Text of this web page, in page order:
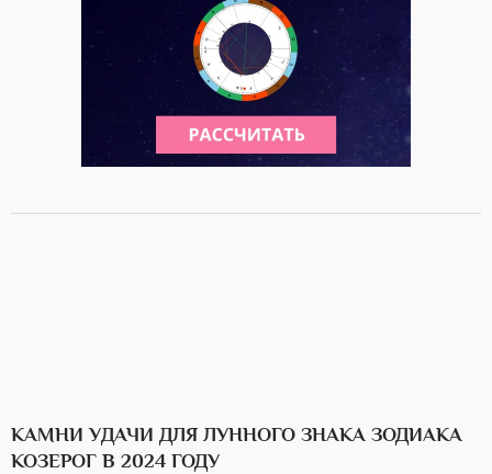
КАМНИ УДАЧИ ДЛЯ ЛУННОГО ЗНАКА ЗОДИАКА
КОЗЕРОГ В 2024 ГОДУ